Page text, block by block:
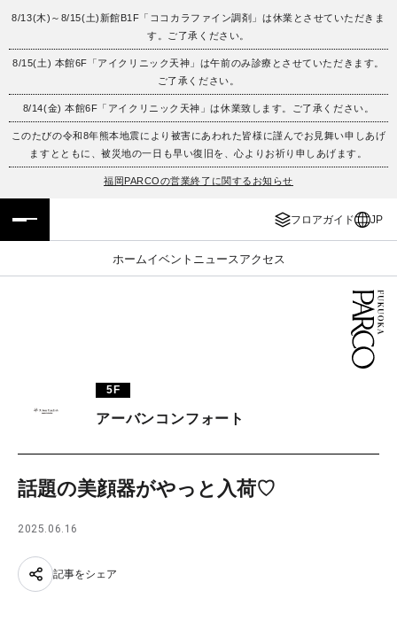
8/13(木)～8/15(土)新館B1F「ココカラファイン調剤」は休業とさせていただきま
す。ご了承ください。
8/15(土) 本館6F「アイクリニック天神」は午前のみ診療とさせていただきます。
ご了承ください。
8/14(金) 本館6F「アイクリニック天神」は休業致します。ご了承ください。
このたびの令和8年熊本地震により被害にあわれた皆様に謹んでお見舞い申しあげ
ますとともに、被災地の一日も早い復旧を、心よりお祈り申しあげます。
福岡PARCOの営業終了に関するお知らせ
フロアガイド JP
ホームイベント ニュース アクセス
フロアガイド
施設案内・アクセス
イベント・ポップアップ
レストラン・カフェ
ENGLISH
繁体字
簡体字
ภาษาไทย
5F
アーバンコンフォート
話題の美顔器がやっと入荷♡
2025.06.16
記事をシェア